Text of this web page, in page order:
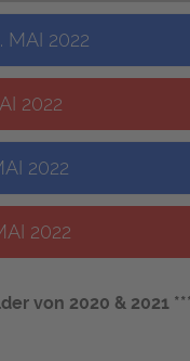
MAI 2022
2022
2022
2022
von 2020 & 2021